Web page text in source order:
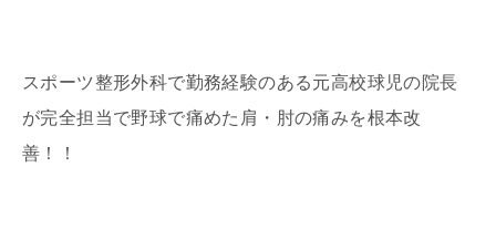
スポーツ整形外科で勤務経験のある元高校球児の院長
が完全担当で野球で痛めた肩・肘の痛みを根本改
善！！